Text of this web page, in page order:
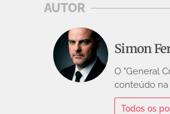
AUTOR
Simon
O "General
conteúdo na
Todos os